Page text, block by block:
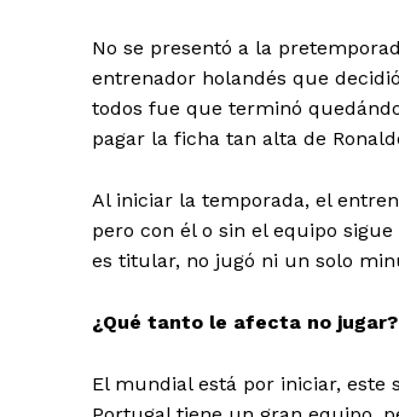
No se presentó a la
entrenador holandés que
todos fue que terminó
pagar la ficha tan alta de
Al iniciar la temporada, el
pero con él o sin el equipo
es titular, no jugó ni un solo
¿Qué tanto le afecta no jugar?
El mundial está por iniciar,